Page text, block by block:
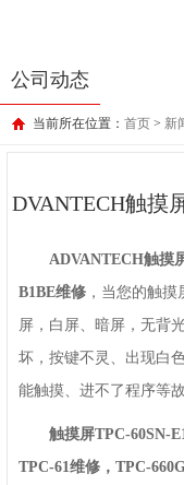
公司动态
当前所在位置： 首页 > 新
DVANTECH触摸
ADVANTECH触摸
B1BE维修 ，当您的触
屏，白屏、暗屏，无背
坏，按键不灵、出现白
能触摸、进不了程序等
触摸屏TPC-60SN-
TPC-61维修，TPC-